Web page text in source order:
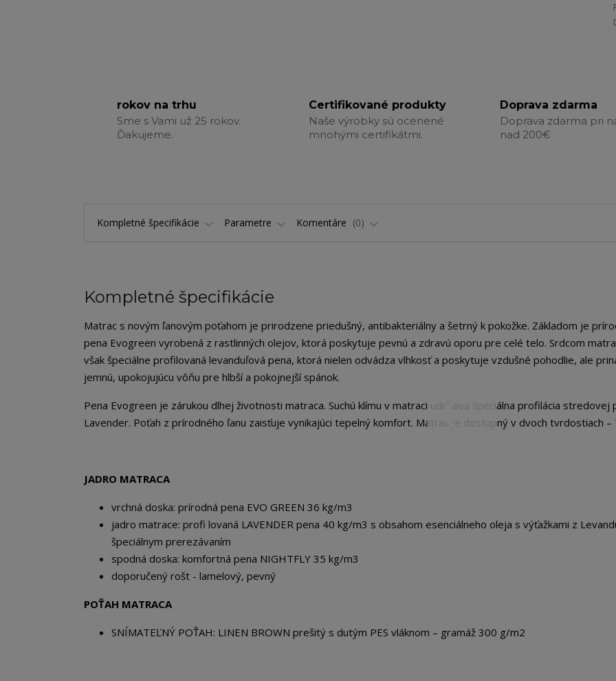
rokov na trhu
Sme s Vami už 25 rokov.
Ďakujeme.
Certifikované produkty
Naše výrobky sú ocenené
mnohými certifikátmi.
Doprava zdarma
Doprava zdarma pri
nad 200€
Kompletné špecifikácie Parametre Komentáre 0
Kompletné špecifikácie
Matrac s novým ľanovým poťahom je prirodzene priedušný, antibakteriálny a šetrný k pokožke. Základom je
pena Evogreen vyrobená z rastlinných olejov, ktorá poskytuje pevnú a zdravú oporu pre celé telo. Srdcom
však špeciálne profilovaná levanduľová pena, ktorá nielen odvádza vlhkosť a poskytuje vzdušné pohodlie, ale
jemnú, upokojujúcu vôňu pre hlbší a pokojnejší spánok.
Pena Evogreen je zárukou dlhej životnosti matraca. Suchú klímu v matraci udržiava špeciálna profilácia stredovej
Lavender. Poťah z prírodného ľanu zaisťuje vynikajúci tepelný komfort. Matrac je dostupný v dvoch tvrdostiach –
JADRO MATRACA
vrchná doska: prírodná pena EVO GREEN 36 kg/m3
jadro matrace: profi lovaná LAVENDER pena 40 kg/m3 s obsahom esenciálneho oleja s výťažkami z
špeciálnym prerezávaním
spodná doska: komfortná pena NIGHTFLY 35 kg/m3
doporučený rošt - lamelový, pevný
POŤAH MATRACA
SNÍMATEĽNÝ POŤAH: LINEN BROWN prešitý s dutým PES vláknom – gramáž 300 g/m2